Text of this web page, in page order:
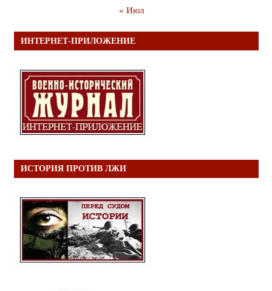
« Июл
ИНТЕРНЕТ-ПРИЛОЖЕНИЕ
ИСТОРИЯ ПРОТИВ ЛЖИ